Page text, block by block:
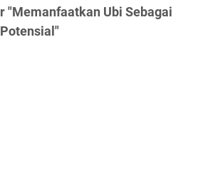
"Memanfaatkan Ubi Sebagai